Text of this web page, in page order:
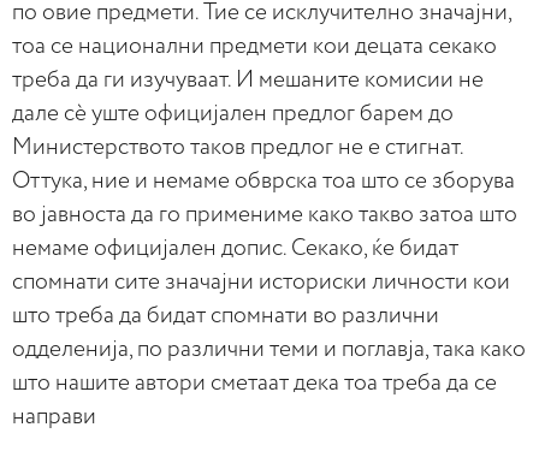
по овие предмети. Тие се исклучително значајни,
тоа се национални предмети кои децата секако
треба да ги изучуваат. И мешаните комисии не
дале сѐ уште официјален предлог барем до
Министерството таков предлог не е стигнат.
Оттука, ние и немаме обврска тоа што се зборува
во јавноста да го примениме како такво затоа што
немаме официјален допис. Секако, ќе бидат
спомнати сите значајни историски личности кои
што треба да бидат спомнати во различни
одделенија, по различни теми и поглавја, така како
што нашите автори сметаат дека тоа треба да се
направи